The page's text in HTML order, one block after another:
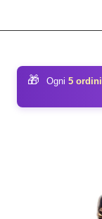
🎁 Ogni 5 ordini